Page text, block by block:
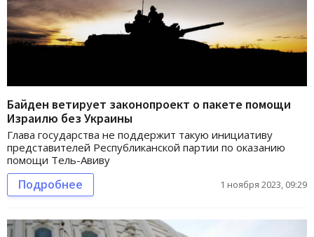
Байден ветирует законопроект о пакете помощи
Израилю без Украины
Глава государства не поддержит такую инициативу
представителей Республиканской партии по оказанию
помощи Тель-Авиву
Подробнее 1 ноября 2023, 09:29